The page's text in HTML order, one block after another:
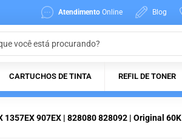
Atendimento Online Blog
CARTUCHOS DE TINTA REFIL DE TONER
1357EX 907EX | 828080 828092 | Original 60K